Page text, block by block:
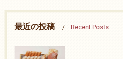
最近の投稿 Recent Posts